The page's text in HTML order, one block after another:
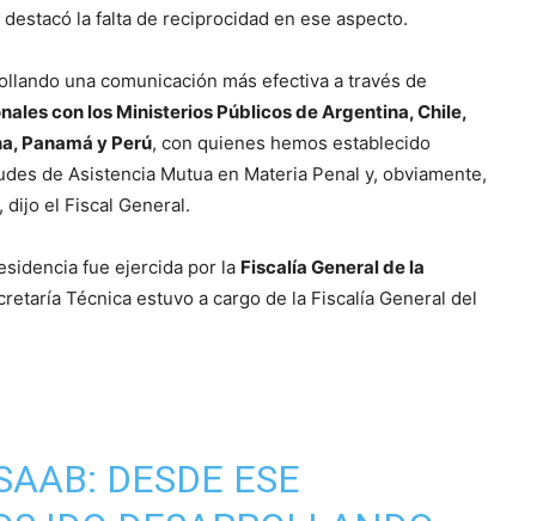
la falta de reciprocidad en ese aspecto.
una comunicación más efectiva a través de
con los Ministerios Públicos de Argentina, Chile,
Panamá y Perú, con quienes hemos establecido
de Asistencia Mutua en Materia Penal y, obviamente,
el Fiscal General.
fue ejercida por la Fiscalía General de la
Técnica estuvo a cargo de la Fiscalía General del
DESDE ESE